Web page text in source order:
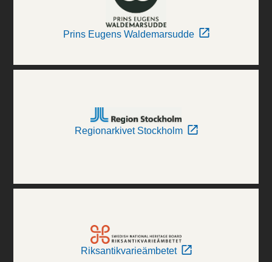
Prins Eugens Waldemarsudde
Regionarkivet Stockholm
Riksantikvarieämbetet